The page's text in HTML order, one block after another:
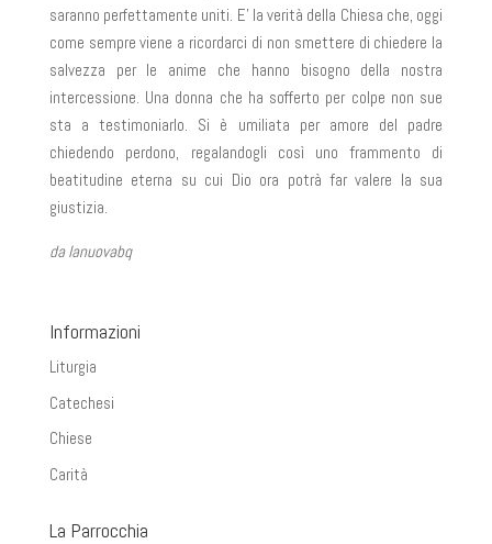
saranno perfettamente uniti. E’ la verità della Chiesa che, oggi
come sempre viene a ricordarci di non smettere di chiedere la
salvezza per le anime che hanno bisogno della nostra
intercessione. Una donna che ha sofferto per colpe non sue
sta a testimoniarlo. Si è umiliata per amore del padre
chiedendo perdono, regalandogli così uno frammento di
beatitudine eterna su cui Dio ora potrà far valere la sua
giustizia.
da lanuovabq
Informazioni
Liturgia
Catechesi
Chiese
Carità
La Parrocchia